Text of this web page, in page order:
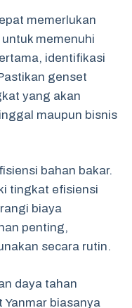
memerlukan
memenuhi
identifikasi
genset
yang akan
maupun bisnis
bahan bakar.
tingkat efisiensi
biaya
penting,
secara rutin.
daya tahan
biasanya